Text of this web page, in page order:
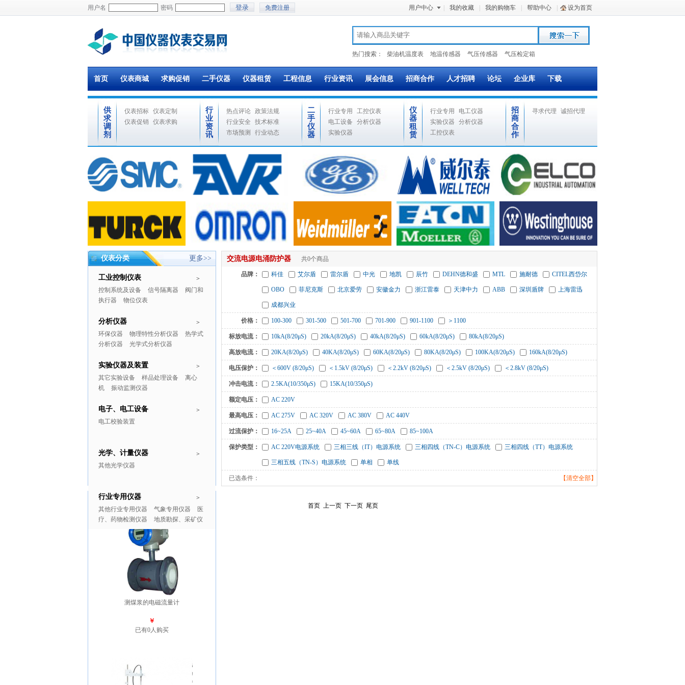
用户名 密码 免费注册 用户中心 我的收藏 我的购物车 帮助中心 设为首页
热门搜索： 柴油机温度表 地温传感器 气压传感器 气压检定箱
首页 仪表商城 求购促销 二手仪器 仪器租赁 工程信息 行业资讯 展会信息 招商合作 人才招聘 论坛 企业库 下载
供
求
调
剂
仪表招标 仪表定制
仪表促销
仪表求购
行
业
资
讯
热点评论 政策法规
行业安全
技术标准
市场预测
行业动态
二
手
仪
器
行业专用
工控仪表
电工设备
分析仪器
实验仪器
仪
器
租
赁
行业专用
电工仪器
实验仪器
分析仪器
工控仪表
招
商
合
作
寻求代理 诚招代理
仪表分类 更多>>
>
工业控制仪表
控制系统及设备 信号隔离器
阀门和
执行器
物位仪表
>
分析仪器
环保仪器 物理特性分析仪器
热学式
分析仪器
光学式分析仪器
>
实验仪器及装置
其它实验设备 样品处理设备
离心
机
振动监测仪器
>
电子、电工设备
电工校验装置
>
光学、计量仪器
其他光学仪器
>
行业专用仪器
其他行业专用仪器 气象专用仪器
医
疗、药物检测仪器
地质勘探、采矿仪
推广商品 更多>>
测煤浆的电磁流量计
￥
已有0人购买
交流电源电涌防护器 共0个商品
品牌： 科佳 艾尔盾 雷尔盾 中光 地凯 辰竹 DEHN德和盛 MTL 施耐德 CITEL西岱尔
OBO 菲尼克斯 北京爱劳 安徽金力 浙江雷泰 天津中力 ABB 深圳盾牌 上海雷迅
成都兴业
价格： 100-300 301-500 501-700 701-900 901-1100 ＞1100
标放电流： 10kA(8/20μS) 20kA(8/20μS) 40kA(8/20μS) 60kA(8/20μS) 80kA(8/20μS)
高放电流： 20KA(8/20μS) 40KA(8/20μS) 60KA(8/20μS) 80KA(8/20μS) 100KA(8/20μS) 160kA(8/20μS)
电压保护： ＜600V (8/20μS) ＜1.5kV (8/20μS) ＜2.2kV (8/20μS) ＜2.5kV (8/20μS) ＜2.8kV (8/20μS)
冲击电流： 2.5KA(10/350μS) 15KA(10/350μS)
额定电压： AC 220V
最高电压： AC 275V AC 320V AC 380V AC 440V
过流保护： 16~25A 25~40A 45~60A 65~80A 85~100A
保护类型： AC 220V电源系统 三相三线（IT）电源系统 三相四线（TN-C）电源系统 三相四线（TT）电源系统
三相五线（TN-S）电源系统 单相 单线
【清空全部】
已选条件：
首页 上一页 下一页 尾页